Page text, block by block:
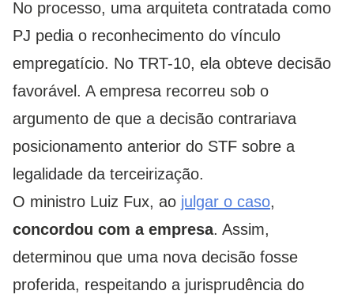
No processo, uma arquiteta contratada como
PJ pedia o reconhecimento do vínculo
empregatício. No TRT-10, ela obteve decisão
favorável. A empresa recorreu sob o
argumento de que a decisão contrariava
posicionamento anterior do STF sobre a
legalidade da terceirização.
O ministro Luiz Fux, ao julgar o caso,
concordou com a empresa. Assim,
determinou que uma nova decisão fosse
proferida, respeitando a jurisprudência do